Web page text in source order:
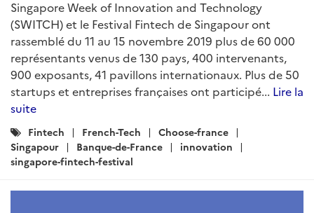
Singapore Week of Innovation and Technology
(SWITCH) et le Festival Fintech de Singapour ont
rassemblé du 11 au 15 novembre 2019 plus de 60 000
représentants venus de 130 pays, 400 intervenants,
900 exposants, 41 pavillons internationaux. Plus de 50
startups et entreprises françaises ont participé... Lire la
suite
Catégories
:
Fintech French-Tech
Choose-france
Singapour
Banque-de-France
innovation
singapore-fintech-festival